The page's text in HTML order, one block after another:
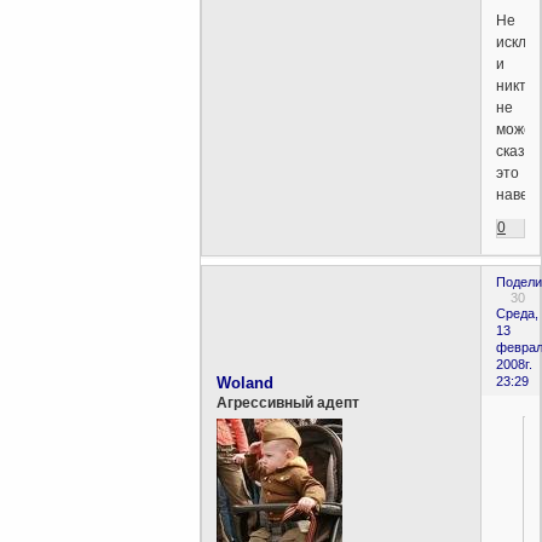
Не
и
никто
не
может
это
0
30
Среда,
13
2008г.
23:29
Woland
Агрессивный адепт